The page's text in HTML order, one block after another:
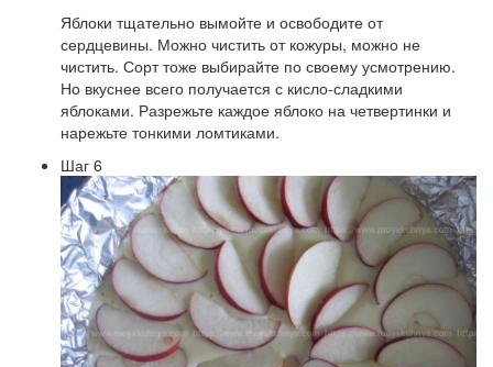
Яблоки тщательно вымойте и освободите от
сердцевины. Можно чистить от кожуры, можно не
чистить. Сорт тоже выбирайте по своему усмотрению.
Но вкуснее всего получается с кисло-сладкими
яблоками. Разрежьте каждое яблоко на четвертинки и
нарежьте тонкими ломтиками.
Шаг 6